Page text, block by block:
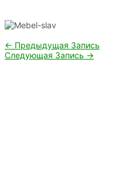
Навигация
по
← Предыдущая Запись
Следующая Запись →